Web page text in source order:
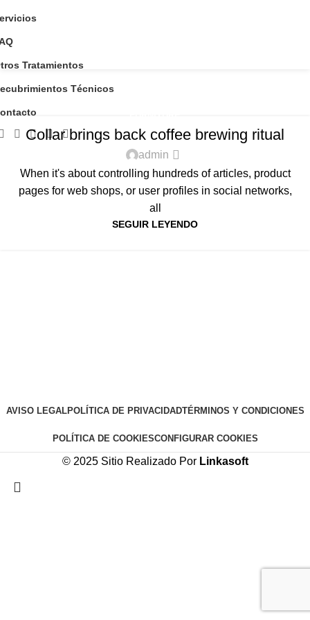
Tratamientos
TécnicosFurniture
Collar brings back coffee brewing ritual
admin
When it's about controlling hundreds of articles, product
pages for web shops, or user profiles in social networks,
all
SEGUIR LEYENDO
AVISO LEGALPOLÍTICA DE PRIVACIDADTÉRMINOS Y CONDICIONES
POLÍTICA DE COOKIESCONFIGURAR COOKIES
© 2025 Sitio Realizado Por Linkasoft